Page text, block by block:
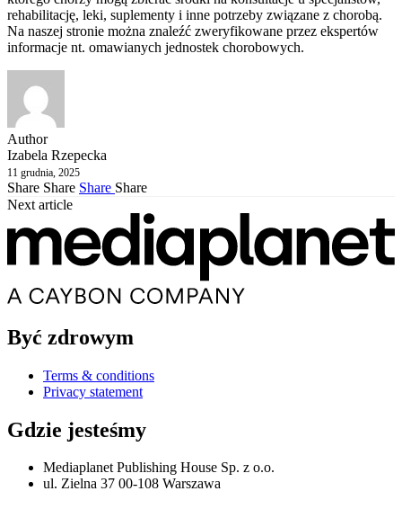
rehabilitację, leki, suplementy i inne potrzeby związane z chorobą.
Na naszej stronie można znaleźć zweryfikowane przez ekspertów
informacje nt. omawianych jednostek chorobowych.
Author
Izabela Rzepecka
11 grudnia, 2025
Share Share Share Share
Next article
Być zdrowym
Terms & conditions
Privacy statement
Gdzie jesteśmy
Mediaplanet Publishing House Sp. z o.o.
ul. Zielna 37 00-108 Warszawa